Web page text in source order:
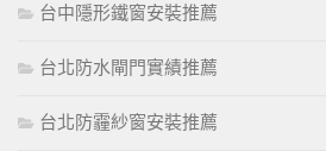
台中隱形鐵窗安裝推薦
台北防水閘門實績推薦
台北防霾紗窗安裝推薦